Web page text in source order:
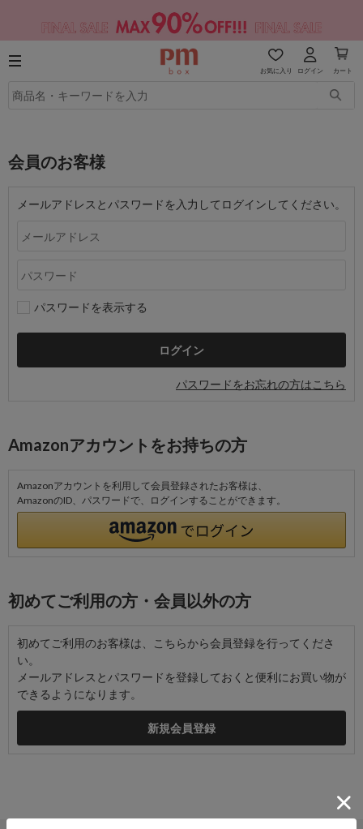
お気に入り ログイン カート
会員のお客様
メールアドレスとパスワードを入力してログインしてください。
パスワードを表示する
パスワードをお忘れの方はこちら
Amazonアカウントをお持ちの方
Amazonアカウントを利用して会員登録されたお客様は、
AmazonのID、パスワードで、ログインすることができます。
初めてご利用の方・会員以外の方
初めてご利用のお客様は、こちらから会員登録を行ってくださ
い。
メールアドレスとパスワードを登録しておくと便利にお買い物が
できるようになります。